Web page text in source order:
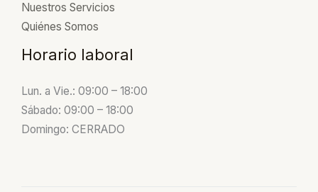
Nuestros Servicios
Quiénes Somos
Horario laboral
Lun. a Vie.: 09:00 – 18:00
Sábado: 09:00 – 18:00
Domingo: CERRADO